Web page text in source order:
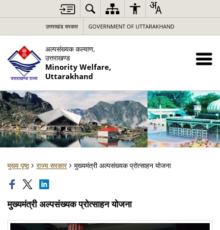
उत्तराखंड सरकार GOVERNMENT OF UTTARAKHAND
अल्पसंख्यक कल्याण,
उत्तराखण्ड
Minority Welfare,
Uttarakhand
मुख्य पृष्ठ राज्य सरकार मुख्यमंत्री अल्पसंख्यक प्रोत्साहन योजना
मुख्यमंत्री अल्पसंख्यक प्रोत्साहन योजना